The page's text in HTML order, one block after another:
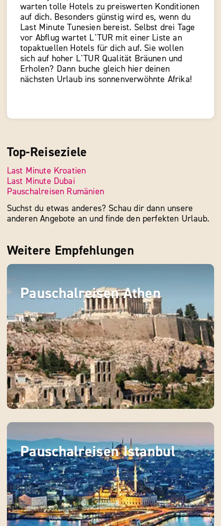
warten tolle Hotels zu preiswerten Konditionen
auf dich. Besonders günstig wird es, wenn du
Last Minute Tunesien bereist. Selbst drei Tage
vor Abflug wartet L`TUR mit einer Liste an
topaktuellen Hotels für dich auf. Sie wollen
sich auf hoher L`TUR Qualität Bräunen und
Erholen? Dann buche gleich hier deinen
nächsten Urlaub ins sonnenverwöhnte Afrika!
Top-Reiseziele
Last Minute Kroatien
Last Minute Dubai
Pauschalreisen Rumänien
Suchst du etwas anderes? Schau dir dann unsere
anderen Angebote an und finde den perfekten Urlaub.
Weitere Empfehlungen
Pauschalreisen Athen
Pauschalreisen Istanbul